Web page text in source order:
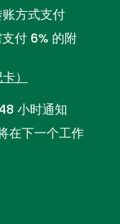
方式支付
付 6% 的附
）
小时通知
在下一个工作